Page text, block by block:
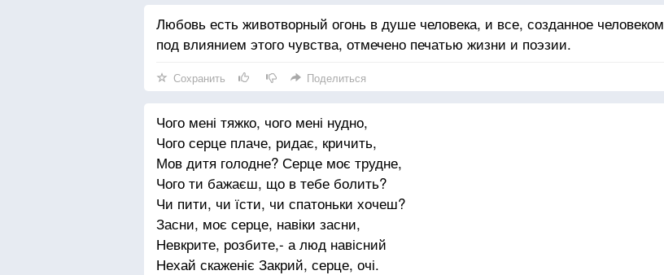
Любовь есть животворный огонь в душе человека, и все, созданное человеком
под влиянием этого чувства, отмечено печатью жизни и поэзии.
Сохранить Поделиться
Чого мені тяжко, чого мені нудно,
Чого серце плаче, ридає, кричить,
Мов дитя голодне? Серце моє трудне,
Чого ти бажаєш, що в тебе болить?
Чи пити, чи їсти, чи спатоньки хочеш?
Засни, моє серце, навіки засни,
Невкрите, розбите,- а люд навісний
Нехай скаженіє Закрий, серце, очі.